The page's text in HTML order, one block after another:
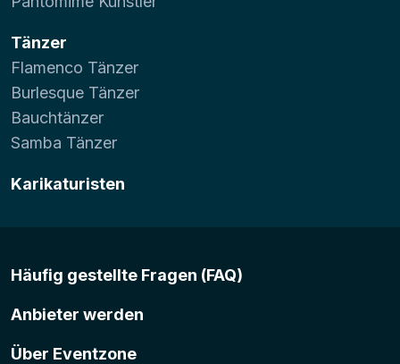
Tänzer
Flamenco Tänzer
Burlesque Tänzer
Bauchtänzer
Samba Tänzer
Karikaturisten
Häufig gestellte Fragen (FAQ)
Anbieter werden
Über Eventzone